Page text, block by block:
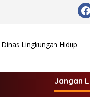
n
t Lingkungan Hidup
Jangan